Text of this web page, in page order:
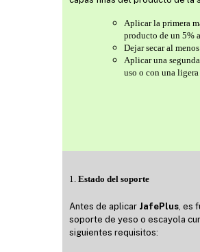
Aplicar la primera
producto de un 5% a
Dejar secar al
Aplicar una
uso o con una
1. Estado del soporte
Antes de aplicar JafePlus, es
soporte de yeso o escayola
siguientes requisitos: